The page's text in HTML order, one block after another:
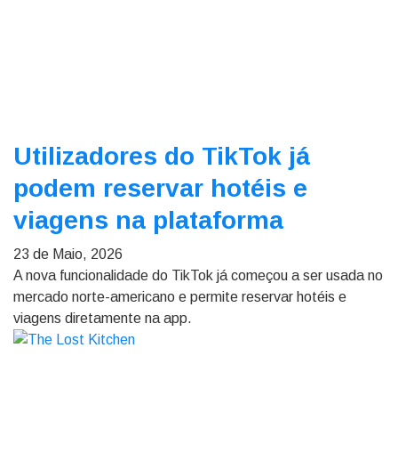
Utilizadores do TikTok já
podem reservar hotéis e
viagens na plataforma
23 de Maio, 2026
A nova funcionalidade do TikTok já começou a ser usada no
mercado norte-americano e permite reservar hotéis e
viagens diretamente na app.